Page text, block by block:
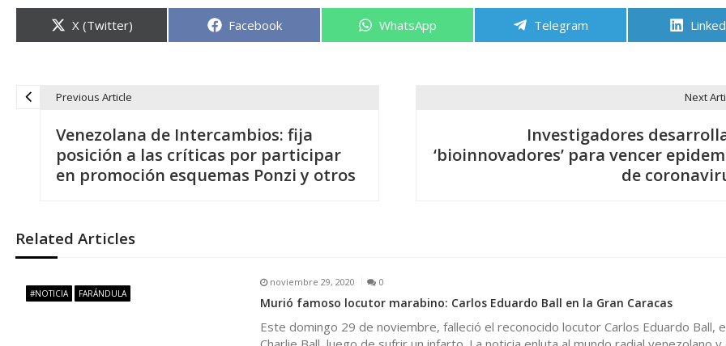
Compartir
en
X (Twitter) Compartir
Facebook Compartir
WhatsApp Compartir
Telegram
e
g
Previous Article
Venezolana de Intercambios: fija
posición a las críticas por participar
en promoción esquemas Ponzi y otros
Next
Investigadores
‘bioinnovadores’ para vencer
de
Related Articles
#NOTICIA FARÁNDULA
noviembre 29, 2020 0
Murió famoso locutor marabino: Carlos Eduardo Ball en la Gran Caracas
Este domingo 29 de noviembre, falleció el reconocido locutor Carlos Eduardo Ball,